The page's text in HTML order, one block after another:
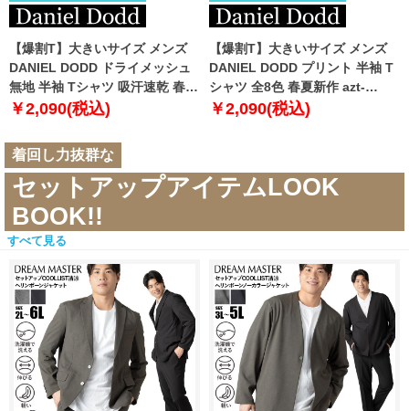
【爆割T】大きいサイズ メンズ
DANIEL DODD ドライメッシュ
無地 半袖 Tシャツ 吸汗速乾 春夏
新作 tjt-2602dry5 【fre】
￥2,090(税込)
【爆割T】大きいサイズ メンズ
DANIEL DODD プリント 半袖 T
シャツ 全8色 春夏新作 azt-
2602pt5 【fre】
￥2,090(税込)
着回し力抜群な
セットアップアイテムLOOK
BOOK!!
すべて見る